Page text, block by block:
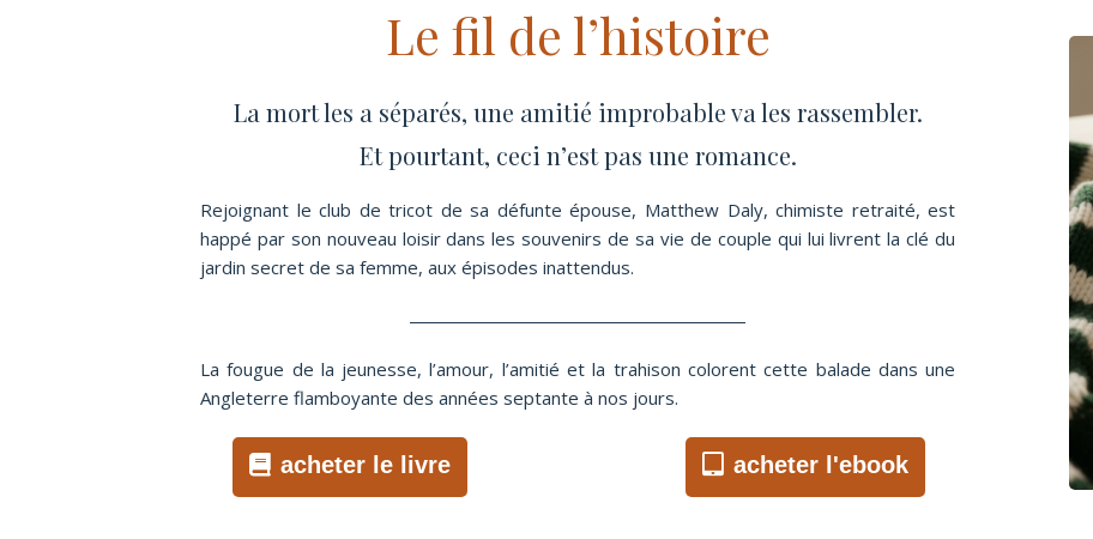
Le fil de l’histoire
La mort les a séparés, une amitié improbable va les rassembler.
Et pourtant, ceci n’est pas une romance.
Rejoignant le club de tricot de sa défunte épouse, Matthew Daly, chimiste retraité, est
happé par son nouveau loisir dans les souvenirs de sa vie de couple qui lui livrent la clé du
jardin secret de sa femme, aux épisodes inattendus.
La fougue de la jeunesse, l’amour, l’amitié et la trahison colorent cette balade dans une
Angleterre flamboyante des années septante à nos jours.
acheter le livre acheter l'ebook